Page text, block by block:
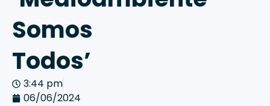
Somos
Todos’
3:44 pm
06/06/2024